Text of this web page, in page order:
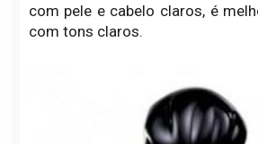
com pele e cabelo claros, é
com tons claros.